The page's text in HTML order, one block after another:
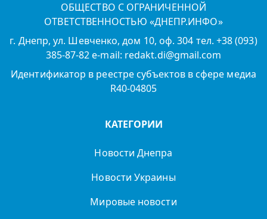
ОБЩЕСТВО С ОГРАНИЧЕННОЙ
ОТВЕТСТВЕННОСТЬЮ «ДНЕПР.ИНФО»
г. Днепр, ул. Шевченко, дом 10, оф. 304 тел. +38 (093)
385-87-82 e-mail: redakt.di@gmail.com
Идентификатор в реестре субъектов в сфере медиа
R40-04805
КАТЕГОРИИ
Новости Днепра
Новости Украины
Мировые новости